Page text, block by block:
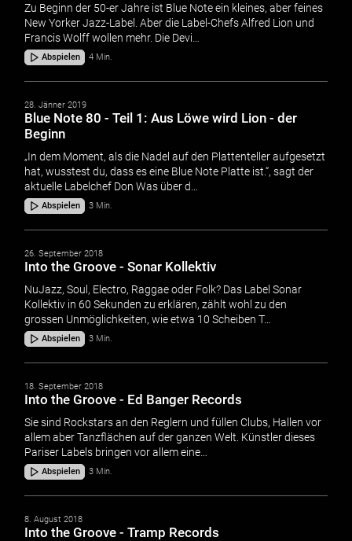
Zu Beginn der 50-er Jahre ist Blue Note ein kleines, aber feines
New Yorker Jazz-Label. Aber die Label-Chefs Alfred Lion und
Francis Wolff wollen mehr. Die Devi…
Abspielen 4 Min.
28. Jänner 2019
Blue Note 80 - Teil 1: Aus Löwe wird Lion - der
Beginn
„In dem Moment, als die Nadel auf den Plattenteller aufgesetzt
hat, wusstest du, dass es eine Blue Note Platte ist.“, sagt der
aktuelle Labelchef Don Was über d…
Abspielen 3 Min.
26. September 2018
Into the Groove - Sonar Kollektiv
NuJazz, Soul, Electro, Raggae oder Folk? Das Label Sonar
Kollektiv in 60 Sekunden zu erklären, zählt wohl zu den
grossen Unmöglichkeiten, wie etwa 10 Scheiben T…
Abspielen 3 Min.
18. September 2018
Into the Groove - Ed Banger Records
Sie sind Rockstars an den Reglern und füllen Clubs, Hallen vor
allem aber Tanzflächen auf der ganzen Welt. Künstler dieses
Pariser Labels bringen vor allem eine…
Abspielen 3 Min.
8. August 2018
Into the Groove - Tramp Records